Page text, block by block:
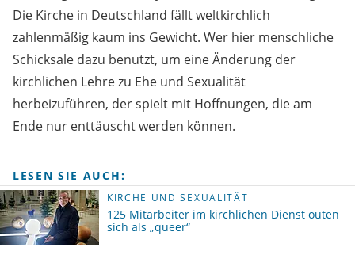
Die Kirche in Deutschland fällt weltkirchlich
zahlenmäßig kaum ins Gewicht. Wer hier menschliche
Schicksale dazu benutzt, um eine Änderung der
kirchlichen Lehre zu Ehe und Sexualität
herbeizuführen, der spielt mit Hoffnungen, die am
Ende nur enttäuscht werden können.
LESEN SIE AUCH:
KIRCHE UND SEXUALITÄT
125 Mitarbeiter im kirchlichen Dienst outen
sich als „queer“